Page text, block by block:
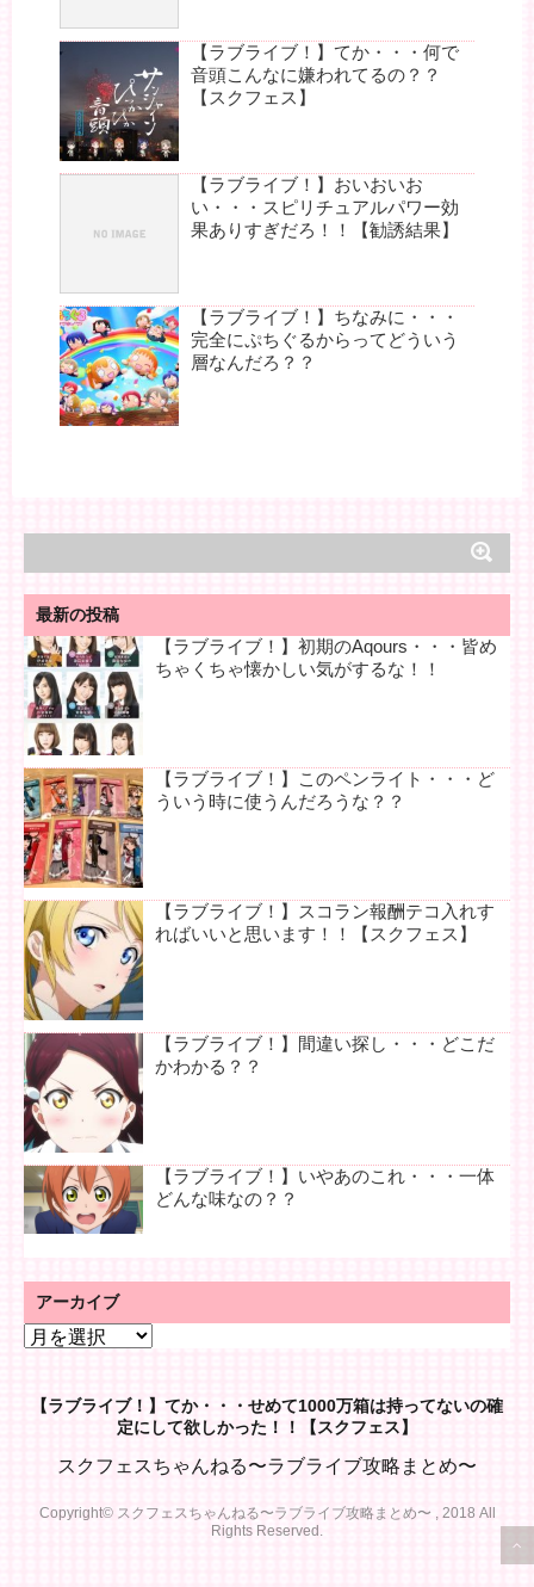
【ラブライブ！】てか・・・何で
音頭こんなに嫌われてるの？？
【スクフェス】
【ラブライブ！】おいおいお
い・・・スピリチュアルパワー効
果ありすぎだろ！！【勧誘結果】
【ラブライブ！】ちなみに・・・
完全にぷちぐるからってどういう
層なんだろ？？
最新の投稿
【ラブライブ！】初期のAqours・・・皆め
ちゃくちゃ懐かしい気がするな！！
【ラブライブ！】このペンライト・・・ど
ういう時に使うんだろうな？？
【ラブライブ！】スコラン報酬テコ入れす
ればいいと思います！！【スクフェス】
【ラブライブ！】間違い探し・・・どこだ
かわかる？？
【ラブライブ！】いやあのこれ・・・一体
どんな味なの？？
アーカイブ
ア
イ【ラブライブ！】てか・・・せめて1000万箱は持ってないの確
定にして欲しかった！！【スクフェス】
スクフェスちゃんねる〜ラブライブ攻略まとめ〜
Copyright© スクフェスちゃんねる〜ラブライブ攻略まとめ〜 , 2018 All
Rights Reserved.